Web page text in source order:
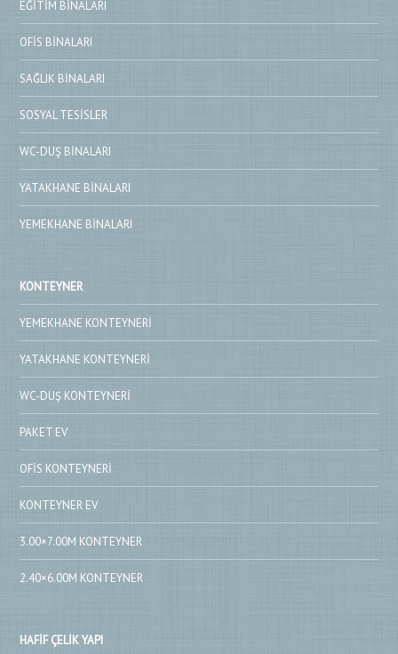
EĞITIM BINALARI
OFIS BINALARI
SAĞLIK BINALARI
SOSYAL TESISLER
WC-DUŞ BINALARI
YATAKHANE BINALARI
YEMEKHANE BINALARI
KONTEYNER
YEMEKHANE KONTEYNERI
YATAKHANE KONTEYNERI
WC-DUŞ KONTEYNERI
PAKET EV
OFIS KONTEYNERI
KONTEYNER EV
3.00×7.00M KONTEYNER
2.40×6.00M KONTEYNER
HAFIF ÇELIK YAPI